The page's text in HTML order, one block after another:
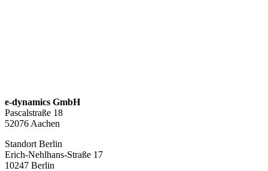
e-dynamics GmbH
Pascalstraße 18
52076 Aachen
Standort Berlin
Erich-Nehlhans-Straße 17
10247 Berlin